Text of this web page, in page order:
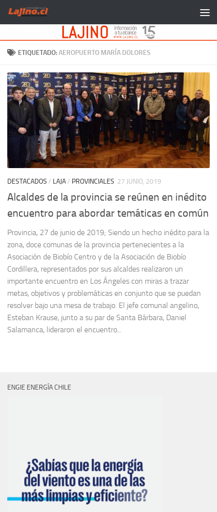
Saltar al contenido
ETIQUETADO:AEROPUERTO MARÍA DOLORES
DESTACADOS / LAJA/ PROVINCIALES 27 JUNIO, 2019
Alcaldes de la provincia se reúnen en inédito
encuentro para abordar temáticas en común
Provincia, 27 de junio de 2019; Siendo un hecho inédito para la
zona, doce comunas de la provincia pertenecientes a la
Asociación de Biobío Centro y de la Asociación de Biobío
Cordillera, representados por sus alcaldes realizaron un
importante encuentro en Los Ángeles con miras a trazar
metas, objetivos y problemáticas en conjunto que se puedan
resolver bajo una mesa de trabajo. El jefe comunal angelino,
Esteban Krause, junto a su par de Santa Bárbara, Daniel
Salamanca, lideraron el encuentro...
ENGIE ENERGÍA CHILE